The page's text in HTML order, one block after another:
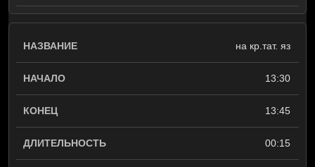
на кр.тат. яз
13:30
13:45
00:15